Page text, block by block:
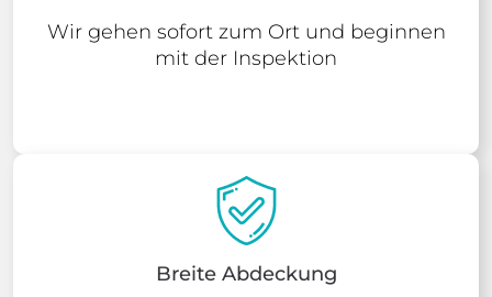
Wir gehen sofort zum Ort und beginnen
mit der Inspektion
Breite Abdeckung